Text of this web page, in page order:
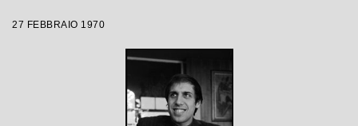
27 FEBBRAIO 1970